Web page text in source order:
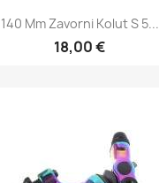
140 Mm Zavorni Kolut S 5...
18,00 €